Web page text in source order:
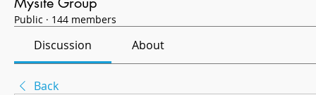
Public · 144 members
Discussion About
Back